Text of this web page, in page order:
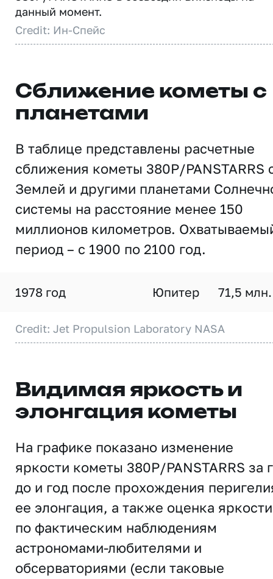
данный момент.
Credit: Ин-Спейс
Сближение кометы с
планетами
В таблице представлены расчетные
сближения кометы 380P/PANSTARRS
Землей и другими планетами
системы на расстояние менее 150
миллионов километров.
период – с 1900 по 2100 год.
1978 год Юпитер 71,5
Credit: Jet Propulsion Laboratory NASA
Видимая яркость и
элонгация кометы
На графике показано изменение
яркости кометы 380P/PANSTARRS за
до и год после прохождения
ее элонгация, а также оценка яркости
по фактическим наблюдениям
астрономами-любителями и
обсерваториями (если таковые